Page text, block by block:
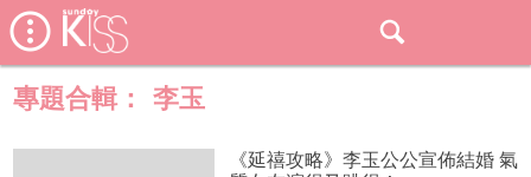
專題合輯： 李玉
《延禧攻略》李玉公公宣佈結婚 氣